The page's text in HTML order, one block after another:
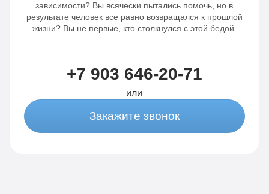
зависимости? Вы всячески пытались помочь, но в
результате человек все равно возвращался к прошлой
жизни? Вы не первые, кто столкнулся с этой бедой.
+7 903 646-20-71
или
Закажите звонок